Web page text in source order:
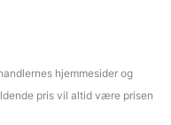
hjemmesider og
pris vil altid være prisen